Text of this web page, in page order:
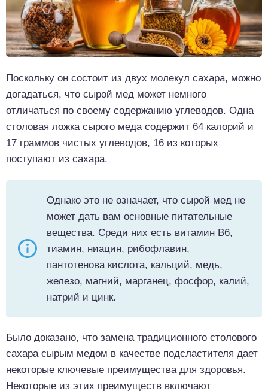
Поскольку он состоит из двух молекул сахара, можно
догадаться, что сырой мед может немного
отличаться по своему содержанию углеводов. Одна
столовая ложка сырого меда содержит 64 калорий и
17 граммов чистых углеводов, 16 из которых
поступают из сахара.
Однако это не означает, что сырой мед не
может дать вам основные питательные
вещества. Среди них есть витамин B6,
тиамин, ниацин, рибофлавин,
пантотенова кислота, кальций, медь,
железо, магний, марганец, фосфор, калий,
натрий и цинк.
Было доказано, что замена традиционного столового
сахара сырым медом в качестве подсластителя дает
некоторые ключевые преимущества для здоровья.
Некоторые из этих преимуществ включают